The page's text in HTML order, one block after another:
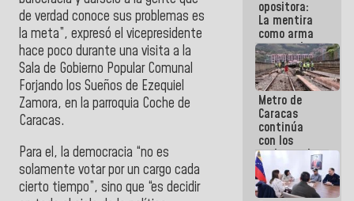
de verdad conoce sus problemas es
la meta”, expresó el vicepresidente
hace poco durante una visita a la
Sala de Gobierno Popular Comunal
Forjando los Sueños de Ezequiel
Zamora, en la parroquia Coche de
Caracas.
Para el, la democracia “no es
solamente votar por un cargo cada
cierto tiempo”, sino que “es decidir
opositora:
La mentira
como arma
contra el
Pueblo
Metro de
Caracas
continúa
con los
trabajos de
mantenimiento
e inspección
en la Línea 2